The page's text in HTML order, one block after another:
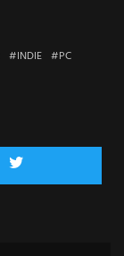
INDIE
PC